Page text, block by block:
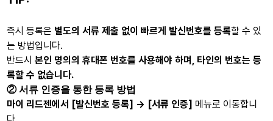
즉시 등록은 별도의 서류 제출 없이 빠르게 발신번호를 등록할 수 있
는 방법입니다.
반드시본인 명의의 휴대폰 번호를 사용해야 하며, 타인의 번호는 등
록할 수 없습니다.
② 서류 인증을 통한 등록 방법
마이 리드젠에서 [발신번호 등록] → [서류 인증] 메뉴로 이동합니